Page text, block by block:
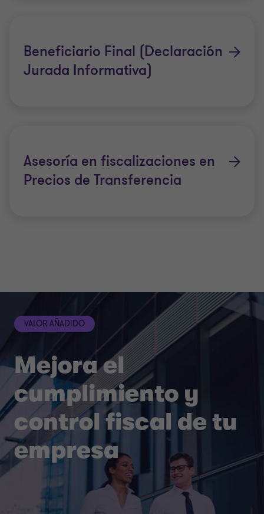
Beneficiario Final (Declaración
Jurada Informativa)
Asesoría en fiscalizaciones en
Precios de Transferencia
VALOR AÑADIDO
Mejora el
cumplimiento y
control fiscal de tu
empresa